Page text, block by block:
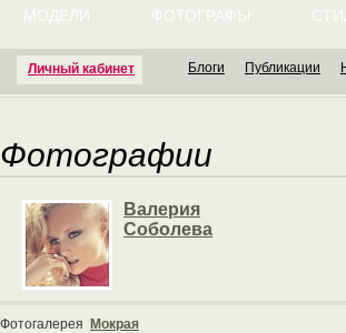
Личный кабинет
МОДЕЛИ ФОТОГРАФЫ
Блоги Публикации
Фотографии
Валерия
Соболева
Фотогалерея Мокрая